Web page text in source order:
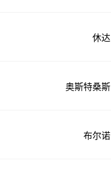
休达
奥斯特桑斯
布尔诺